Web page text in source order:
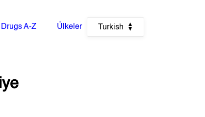
Drugs A-Z Ülkeler Turkish